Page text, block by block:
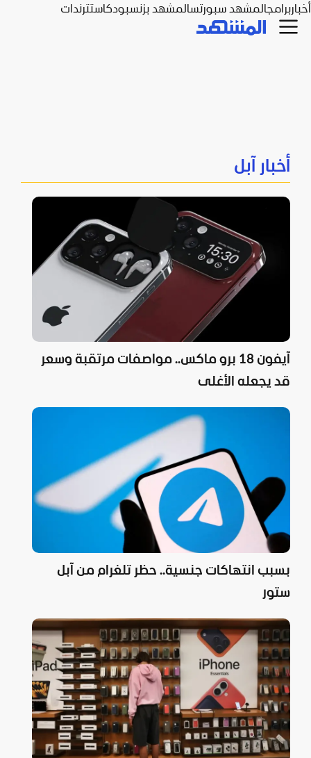
أخباربرامجالمشهد سبورتسالمشهد بزنسبودكاستترندات
أخبار آبل
آيفون 18 برو ماكس.. مواصفات مرتقبة وسعر
قد يجعله الأغلى
بسبب انتهاكات جنسية.. حظر تلغرام من آبل
ستور